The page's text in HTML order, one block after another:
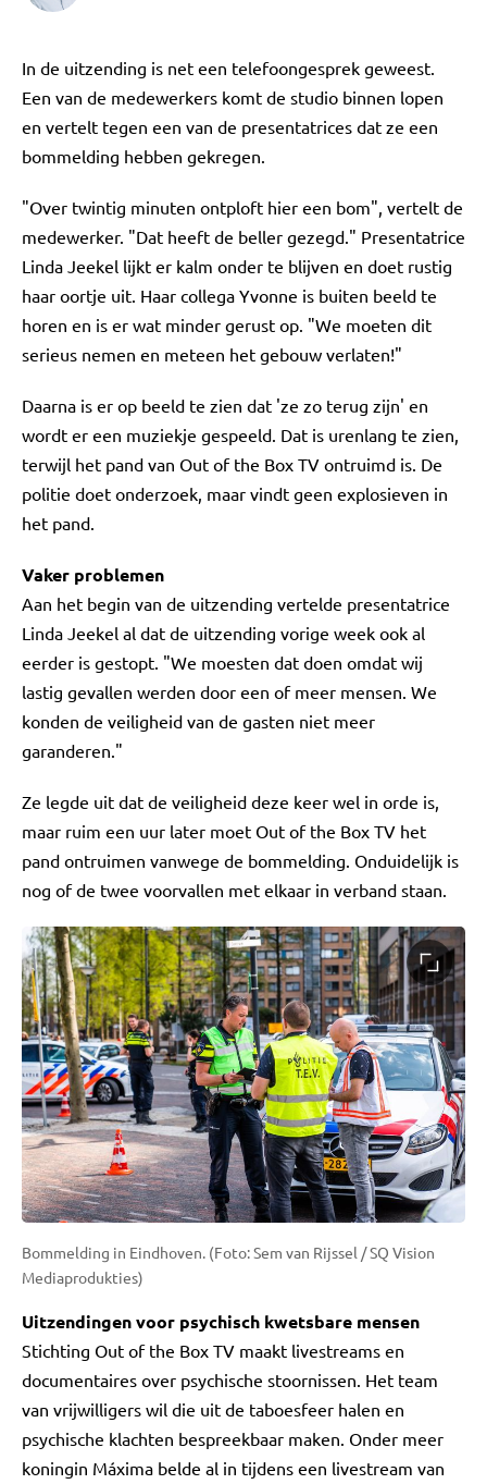
In de uitzending is net een telefoongesprek geweest.
Een van de medewerkers komt de studio binnen lopen
en vertelt tegen een van de presentatrices dat ze een
bommelding hebben gekregen.
"Over twintig minuten ontploft hier een bom", vertelt de
medewerker. "Dat heeft de beller gezegd." Presentatrice
Linda Jeekel lijkt er kalm onder te blijven en doet rustig
haar oortje uit. Haar collega Yvonne is buiten beeld te
horen en is er wat minder gerust op. "We moeten dit
serieus nemen en meteen het gebouw verlaten!"
Daarna is er op beeld te zien dat 'ze zo terug zijn' en
wordt er een muziekje gespeeld. Dat is urenlang te zien,
terwijl het pand van Out of the Box TV ontruimd is. De
politie doet onderzoek, maar vindt geen explosieven in
het pand.
Vaker problemen
Aan het begin van de uitzending vertelde presentatrice
Linda Jeekel al dat de uitzending vorige week ook al
eerder is gestopt. "We moesten dat doen omdat wij
lastig gevallen werden door een of meer mensen. We
konden de veiligheid van de gasten niet meer
garanderen."
Ze legde uit dat de veiligheid deze keer wel in orde is,
maar ruim een uur later moet Out of the Box TV het
pand ontruimen vanwege de bommelding. Onduidelijk is
nog of de twee voorvallen met elkaar in verband staan.
Bommelding in Eindhoven. (Foto: Sem van Rijssel / SQ Vision
Mediaprodukties)
Uitzendingen voor psychisch kwetsbare mensen
Stichting Out of the Box TV maakt livestreams en
documentaires over psychische stoornissen. Het team
van vrijwilligers wil die uit de taboesfeer halen en
psychische klachten bespreekbaar maken. Onder meer
koningin Máxima belde al in tijdens een livestream van